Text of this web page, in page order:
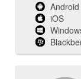
Android
iOS